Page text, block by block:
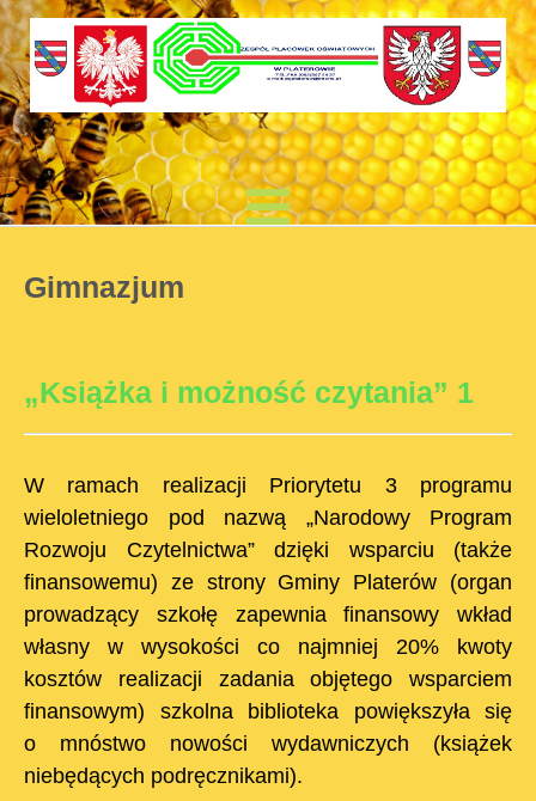
Gimnazjum
„Książka i możność czytania” 1
W ramach realizacji Priorytetu 3 programu
wieloletniego pod nazwą „Narodowy Program
Rozwoju Czytelnictwa” dzięki wsparciu (także
finansowemu) ze strony Gminy Platerów (organ
prowadzący szkołę zapewnia finansowy wkład
własny w wysokości co najmniej 20% kwoty
kosztów realizacji zadania objętego wsparciem
finansowym) szkolna biblioteka powiększyła się
o mnóstwo nowości wydawniczych (książek
niebędących podręcznikami).